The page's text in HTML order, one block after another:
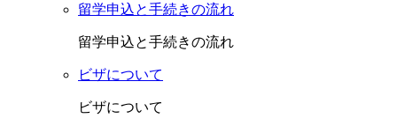
留学申込と手続きの流れ
留学申込と手続きの流れ
ビザについて
ビザについて